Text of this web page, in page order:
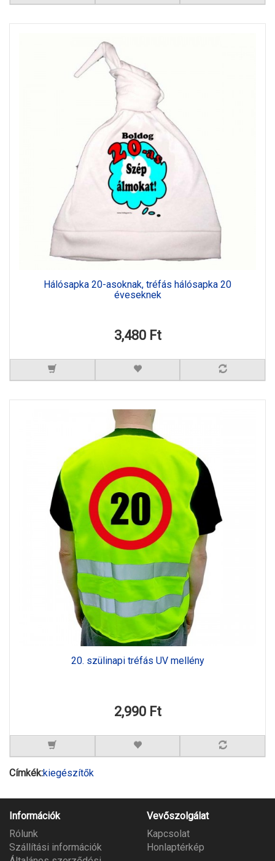
Hálósapka 20-asoknak, tréfás hálósapka 20
éveseknek
3,480 Ft
20. szülinapi tréfás UV mellény
2,990 Ft
Címkék:kiegészítők
Információk
Rólunk
Szállítási információk
Vevőszolgálat
Kapcsolat
Honlaptérkép